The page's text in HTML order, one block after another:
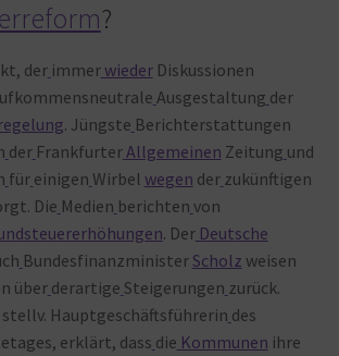
?
der immerwiederDiskussionen
Ausgestaltung der
. Jüngste Berichterstattungen
der FrankfurterAllgemeinen Zeitung und
für einigen Wirbel wegen der zukünftigen
Die Medien berichten von
. DerDeutsche
BundesfinanzministerScholz weisen
über derartige Steigerungen zurück.
Hauptgeschäftsführerin des
erklärt, dass die Kommunen ihre